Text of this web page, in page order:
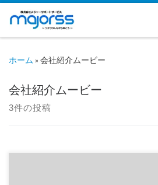
コンテンツへスキップ
ホーム » 会社紹介ムービー
会社紹介ムービー
3件の投稿